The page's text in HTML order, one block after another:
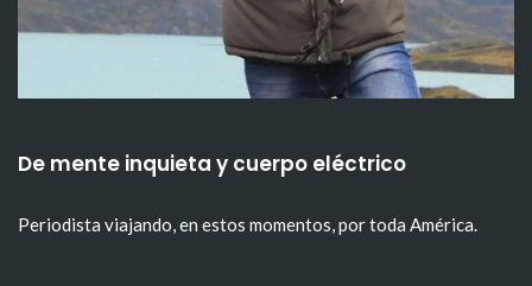
De mente inquieta y cuerpo eléctrico
Periodista viajando, en estos momentos, por toda América.